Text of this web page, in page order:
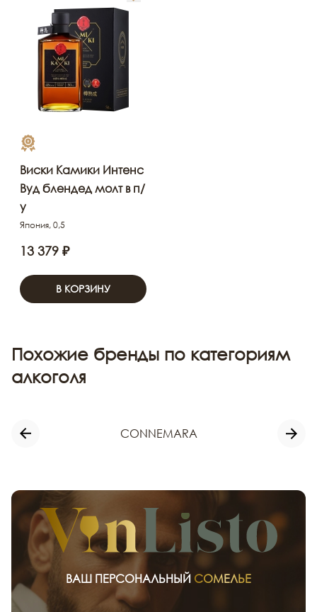
Виски Камики Интенс
Вуд блендед молт в п/
у
Япония, 0,5
13 379 ₽
В КОРЗИНУ
Похожие бренды по категориям
алкоголя
CONNEMARA
ВАШ ПЕРСОНАЛЬНЫЙ СОМЕЛЬЕ